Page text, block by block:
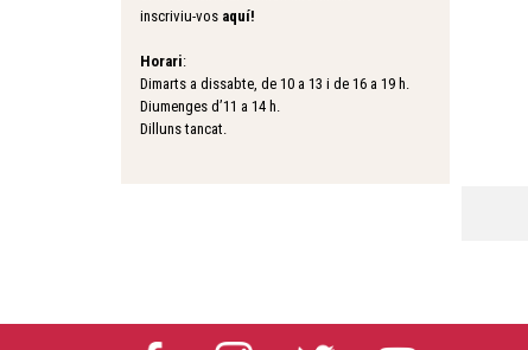
inscriviu-vos aquí!
Horari:
Dimarts a dissabte, de 10 a 13 i de 16 a 19 h.
Diumenges d’11 a 14 h.
Dilluns tancat.